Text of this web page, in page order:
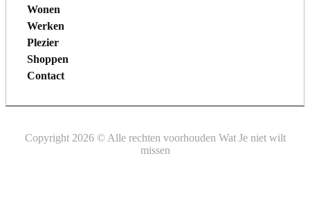
Wonen
Werken
Plezier
Shoppen
Contact
Copyright 2026 © Alle rechten voorhouden Wat Je niet wilt
missen